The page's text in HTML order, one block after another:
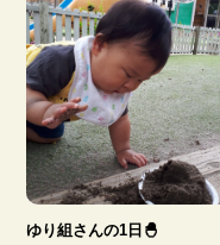
理念・目標
食事・食育
年間行事
園での一日
ゆり組さんの1日🐣